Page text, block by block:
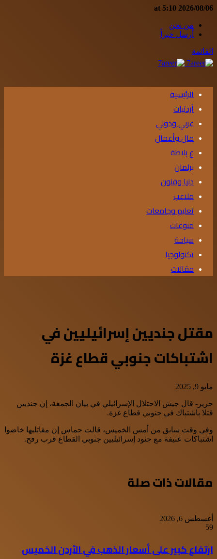
2026/08/06 at 5:10
من نحن
أرسل خبراً
القائمة
الرئيسية
أردنيات
عربي ودولي
مال وأعمال
ع بلاطة
برلمان
دنيا وفنون
ملاعب
تعليم وجامعات
منوعات
سياحة
تكنولوجيا
مقالات
مقتل جنديين إسرائيليين في
اشتباكات جنوبي قطاع غزة
مايو 9, 2025
حرير- قال جيش الاحتلال الإسرائيلي في بيان الجمعة، إن جنديين
قتلا باشتباك في جنوبي قطاع غزة.
وفي وقت سابق من أمس الخميس، قالت حماس إن مقاتليها خاضوا
اشتباكات عنيفة مع جنود إسرائيليين جنوبي القطاع قرب رفح.
مقالات ذات صلة
أغسطس 6, 2026
59
ارتفاع كبير على أسعار الذهب في الأردن الخميس